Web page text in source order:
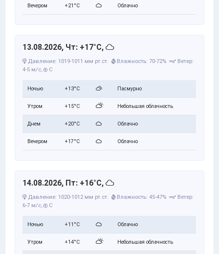
Вечером +21°C Облачно
13.08.2026, Чт: +17°C,
Давление: 1019-1011 мм рт.ст. Влажность: 70-72%
Ветер:
4-5 м/с,
С
Ночью +13°C Пасмурно
Утром +15°C Небольшая облачность
Днем +20°C Облачно
Вечером +17°C Облачно
14.08.2026, Пт: +16°C,
Давление: 1020-1012 мм рт.ст. Влажность: 45-47%
Ветер:
6-7 м/с,
С
Ночью +11°C Облачно
Утром +14°C Небольшая облачность